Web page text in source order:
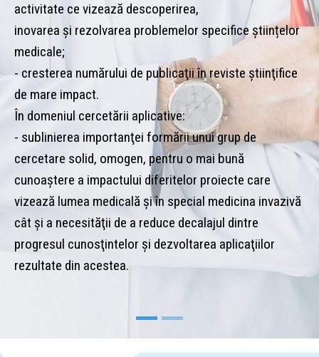
ce vizează descoperirea,
şi rezolvarea problemelor specifice științelor
numărului de publicaţii în reviste ştiinţifice
impact.
cercetării aplicative:
importanţei formării unui grup de
solid, omogen, pentru o mai bună
a impactului diferitelor proiecte care
lumea medicală şi în special medicina invazivă
a necesităţii de a reduce decalajul dintre
cunosţintelor şi dezvoltarea aplicaţiilor
din acestea.
in
În